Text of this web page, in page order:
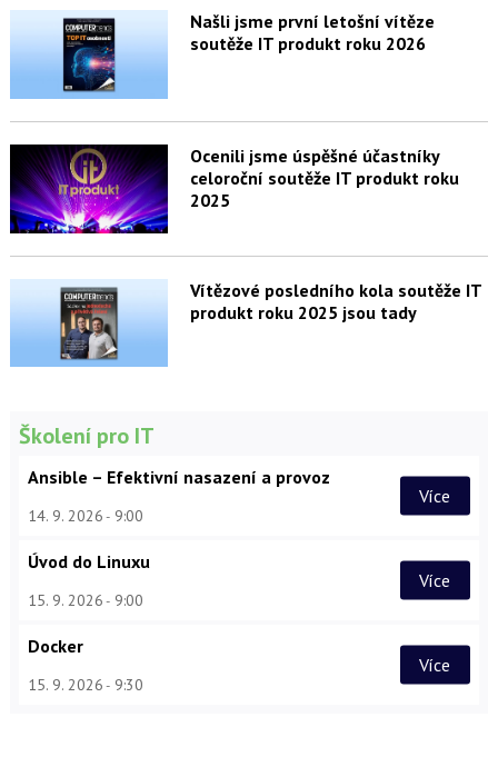
Našli jsme první letošní vítěze
soutěže IT produkt roku 2026
Ocenili jsme úspěšné účastníky
celoroční soutěže IT produkt roku
2025
Vítězové posledního kola soutěže IT
produkt roku 2025 jsou tady
Školení pro IT
Ansible – Efektivní nasazení a provoz
14. 9. 2026 9:00
Více
Úvod do Linuxu
15. 9. 2026 9:00
Více
Docker
15. 9. 2026 9:30
Více